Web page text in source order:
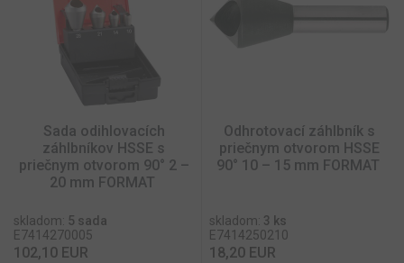
Sada odihlovacích
záhlbníkov HSSE s
priečnym otvorom 90° 2 –
20 mm FORMAT
skladom: 5 sada
E7414270005
102,10 EUR
Odhrotovací záhlbník s
priečnym otvorom HSSE
90° 10 – 15 mm FORMAT
skladom: 3 ks
E7414250210
18,20 EUR